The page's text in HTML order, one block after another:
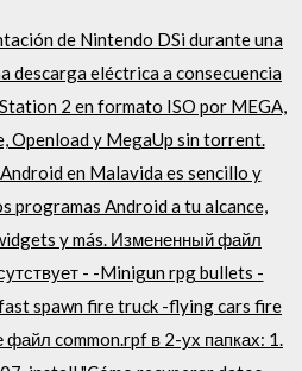
de Nintendo DSi durante una
descarga eléctrica a consecuencia
2 en formato ISO por MEGA,
Openload y MegaUp sin torrent.
en Malavida es sencillo y
programas Android a tu alcance,
y más. Измененный файл
- -Minigun rpg bullets -
spawn fire truck -flying cars fire
common.rpf в 2-ух папках: 1.